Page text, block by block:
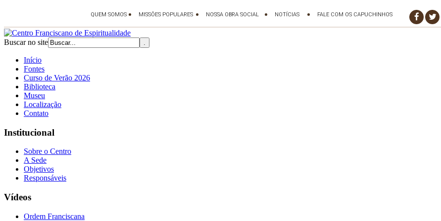
Buscar no site
Início
Fontes
Curso de Verão 2026
Biblioteca
Museu
Localização
Contato
Institucional
Sobre o Centro
A Sede
Objetivos
Responsáveis
Vídeos
Ordem Franciscana